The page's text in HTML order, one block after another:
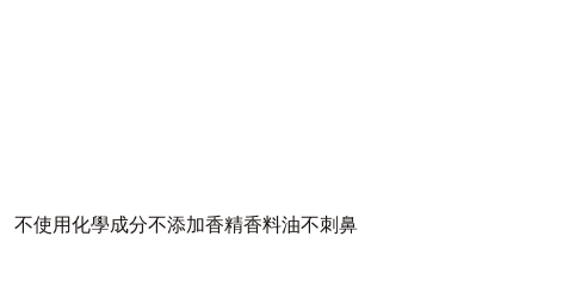
不使用化學成分不添加香精香料油不刺鼻